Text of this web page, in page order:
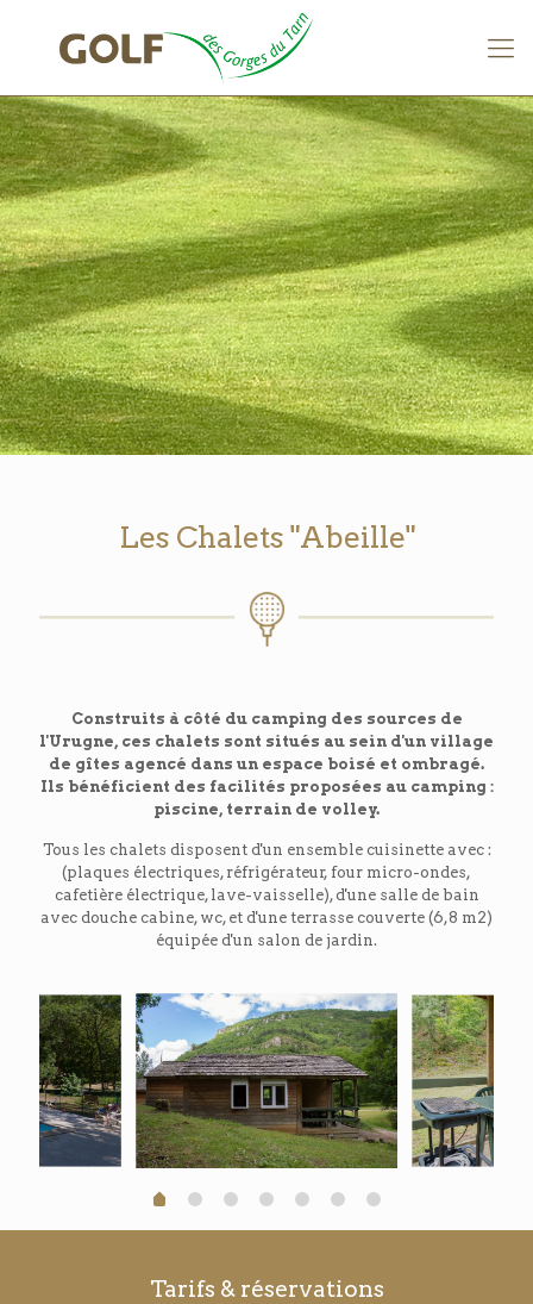
Les Chalets "Abeille"
Construits à côté du camping des sources de
l'Urugne, ces chalets sont situés au sein d'un village
de gîtes agencé dans un espace boisé et ombragé.
Ils bénéficient des facilités proposées au camping :
piscine, terrain de volley.
Tous les chalets disposent d'un ensemble cuisinette avec :
(plaques électriques, réfrigérateur, four micro-ondes,
cafetière électrique, lave-vaisselle), d'une salle de bain
avec douche cabine, wc, et d'une terrasse couverte (6,8 m2)
équipée d'un salon de jardin.
Tarifs & réservations